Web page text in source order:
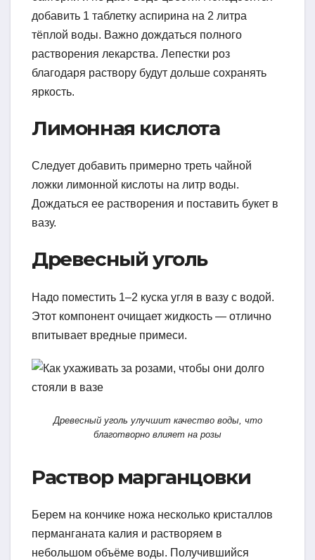
добавить 1 таблетку аспирина на 2 литра
тёплой воды. Важно дождаться полного
растворения лекарства. Лепестки роз
благодаря раствору будут дольше сохранять
яркость.
Лимонная кислота
Следует добавить примерно треть чайной
ложки лимонной кислоты на литр воды.
Дождаться ее растворения и поставить букет в
вазу.
Древесный уголь
Надо поместить 1–2 куска угля в вазу с водой.
Этот компонент очищает жидкость — отлично
впитывает вредные примеси.
Древесный уголь улучшит качество воды, что
благотворно влияет на розы
Раствор марганцовки
Берем на кончике ножа несколько кристаллов
перманганата калия и растворяем в
небольшом объёме воды. Получившийся